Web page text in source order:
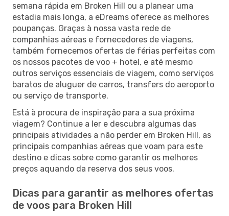
semana rápida em Broken Hill ou a planear uma
estadia mais longa, a eDreams oferece as melhores
poupanças. Graças à nossa vasta rede de
companhias aéreas e fornecedores de viagens,
também fornecemos ofertas de férias perfeitas com
os nossos pacotes de voo + hotel, e até mesmo
outros serviços essenciais de viagem, como serviços
baratos de aluguer de carros, transfers do aeroporto
ou serviço de transporte.
Está à procura de inspiração para a sua próxima
viagem? Continue a ler e descubra algumas das
principais atividades a não perder em Broken Hill, as
principais companhias aéreas que voam para este
destino e dicas sobre como garantir os melhores
preços aquando da reserva dos seus voos.
Dicas para garantir as melhores ofertas
de voos para Broken Hill